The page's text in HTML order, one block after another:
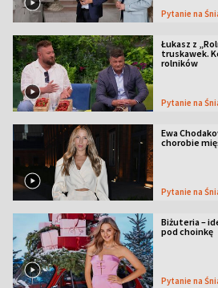
Pytanie na
Łukasz z
truskawek.
rolników
Pytanie na
Ewa
chorobie
Pytanie na
Biżuteria –
pod choinkę
Pytanie na